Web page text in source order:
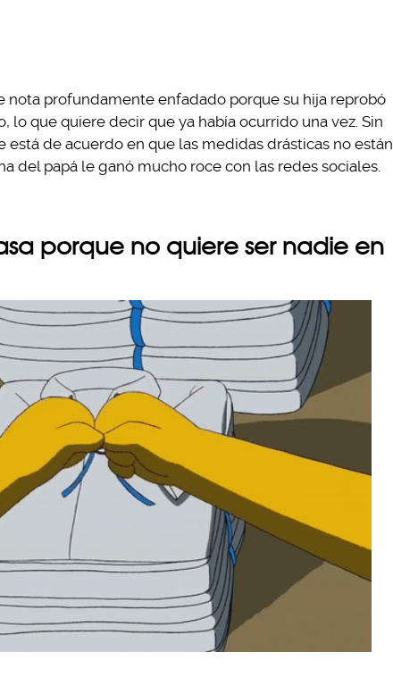
nota profundamente enfadado porque su hija reprobó
lo que quiere decir que ya había ocurrido una vez. Sin
de acuerdo en que las medidas drásticas no están
del papá le ganó mucho roce con las redes sociales.
porque no quiere ser nadie en